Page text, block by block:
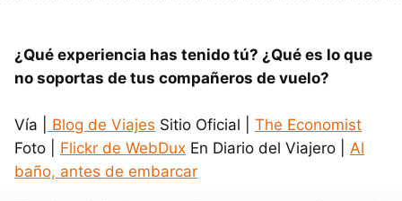
¿Qué experiencia has tenido tú? ¿Qué es lo que
no soportas de tus compañeros de vuelo?
Vía | Blog de Viajes Sitio Oficial | The Economist
Foto | Flickr de WebDux En Diario del Viajero | Al
baño, antes de embarcar